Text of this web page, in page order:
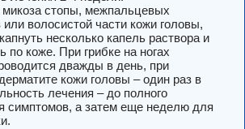
стопы, межпальцевых
волосистой части кожи головы,
несколько капель раствора и
по коже. При грибке на ногах
дважды в день, при
кожи головы – один раз в
лечения – до полного
симптомов, а затем еще неделю для